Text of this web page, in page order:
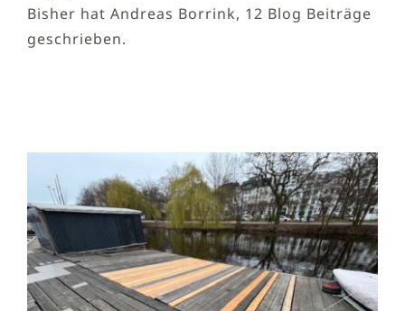
Bisher hat Andreas Borrink, 12 Blog Beiträge
geschrieben.